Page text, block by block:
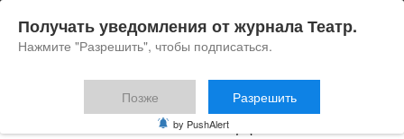
Сказание о невидимой
Получать уведомления от журнала Театр.
Нажмите "Разрешить", чтобы подписаться.
Позже Разрешить
by PushAlert